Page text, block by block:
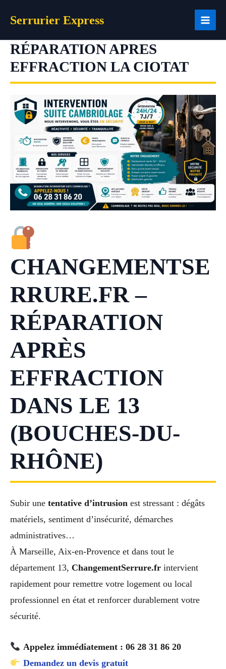
Serrurier Express
RÉPARATION APRES
EFFRACTION LA CIOTAT
CHANGEMENTSE
RRURE.FR –
RÉPARATION
APRÈS
EFFRACTION
DANS LE 13
(BOUCHES-DU-
RHÔNE)
Subir une tentative d’intrusion est stressant : dégâts
matériels, sentiment d’insécurité, démarches
administratives…
À Marseille, Aix-en-Provence et dans tout le
département 13, ChangementSerrure.fr intervient
rapidement pour remettre votre logement ou local
professionnel en état et renforcer durablement votre
sécurité.
Appelez immédiatement : 06 28 31 86 20
Demandez un devis gratuit